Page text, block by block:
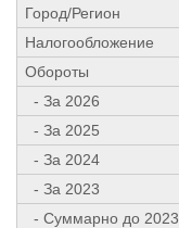
Город/Регион
Налогообложение
Обороты
- За 2026
- За 2025
- За 2024
- За 2023
- Суммарно до 2023